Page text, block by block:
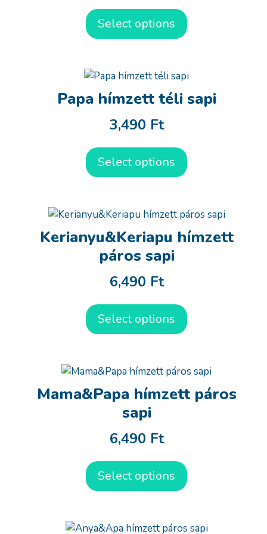
Select options
Papa hímzett téli sapi
3,490 Ft
Select options
Kerianyu&Keriapu hímzett
páros sapi
6,490 Ft
Select options
Mama&Papa hímzett páros
sapi
6,490 Ft
Select options